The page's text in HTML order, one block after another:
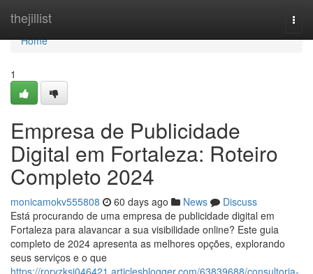
thejillist
Home
Home
1
Empresa de Publicidade
Digital em Fortaleza: Roteiro
Completo 2024
monicamokv555808 60 days ago News
Discuss
Está procurando de uma empresa de publicidade digital em
Fortaleza para alavancar a sua visibilidade online? Este guia
completo de 2024 apresenta as melhores opções, explorando
seus serviços e o que
https://roryzksi046421.articlesblogger.com/63839688/consultoria-